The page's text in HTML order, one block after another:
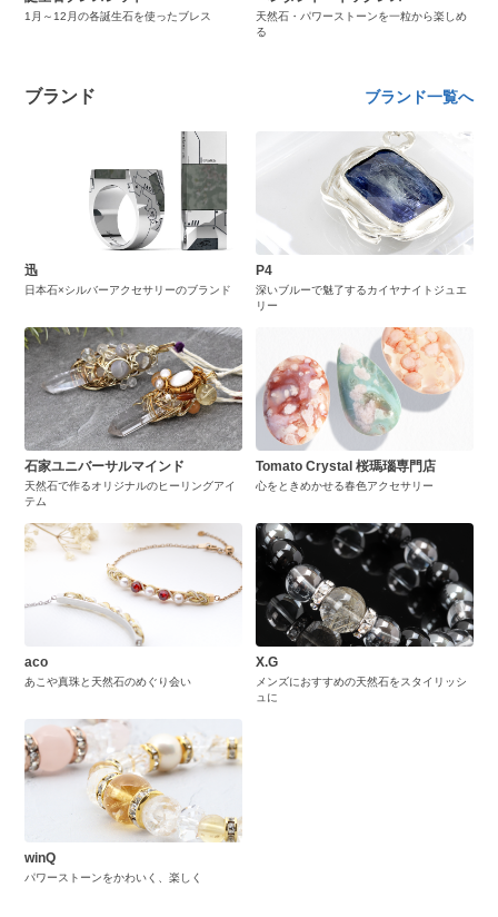
1月～12月の各誕生石を使ったブレス
天然石・パワーストーンを一粒から楽しめ
る
ブランド ブランド一覧へ
迅
日本石×シルバーアクセサリーのブランド
P4
深いブルーで魅了するカイヤナイトジュエ
リー
石家ユニバーサルマインド
天然石で作るオリジナルのヒーリングアイ
テム
Tomato Crystal 桜瑪瑙専門店
心をときめかせる春色アクセサリー
aco
あこや真珠と天然石のめぐり会い
X.G
メンズにおすすめの天然石をスタイリッシ
ュに
winQ
パワーストーンをかわいく、楽しく